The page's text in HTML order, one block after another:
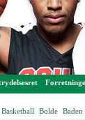
Basketball Bolde Baden